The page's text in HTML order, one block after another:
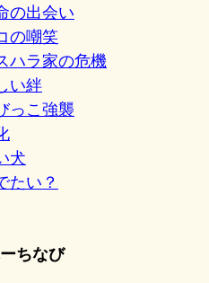
の出会い
の嘲笑
ハラ家の危機
い絆
っこ強襲
犬
たい？
ちなび